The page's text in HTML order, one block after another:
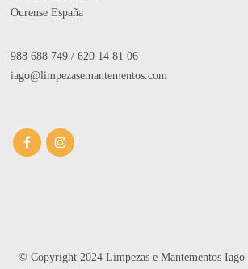
Ourense España
988 688 749 /620 14 81 06
iago@limpezasemantementos.com
© Copyright 2024 Limpezas e Mantementos Iago |